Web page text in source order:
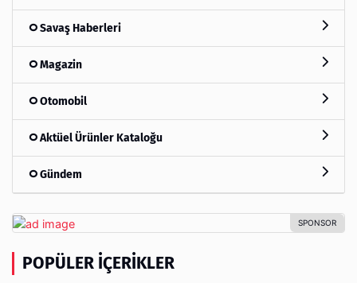
Savaş Haberleri
Magazin
Otomobil
Aktüel Ürünler Kataloğu
Gündem
POPÜLER İÇERIKLER